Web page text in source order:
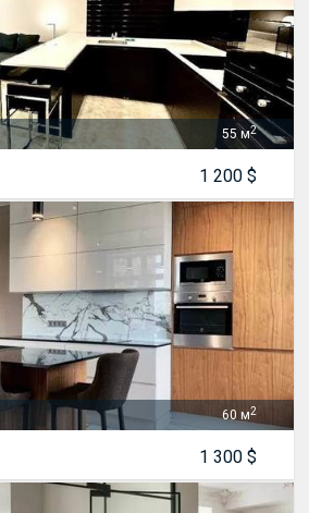
55 м2
1 200 $
60 м2
1 300 $